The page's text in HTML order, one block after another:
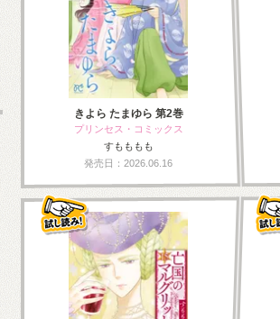
きよら たまゆら 第2巻
プリンセス・コミックス
すもももも
発売日：2026.06.16